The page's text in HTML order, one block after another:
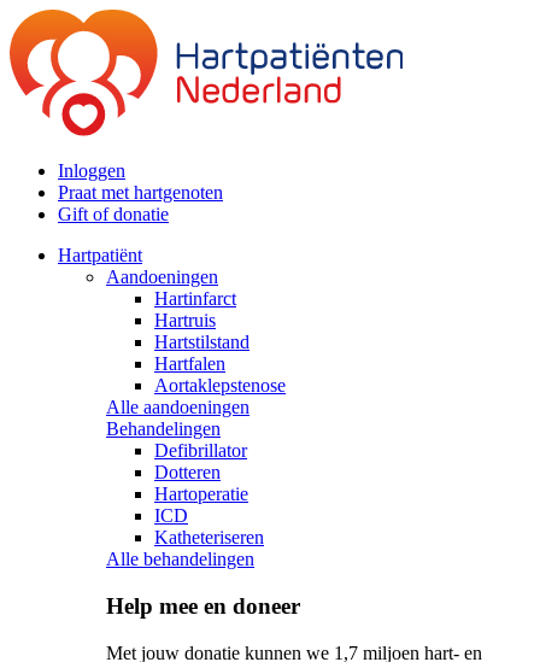
Inloggen
Praat met hartgenoten
Gift of donatie
Hartpatiënt
Aandoeningen
Hartinfarct
Hartruis
Hartstilstand
Hartfalen
Aortaklepstenose
Alle aandoeningen
Behandelingen
Defibrillator
Dotteren
Hartoperatie
ICD
Katheteriseren
Alle behandelingen
Help mee en doneer
Met jouw donatie kunnen we 1,7 miljoen hart- en